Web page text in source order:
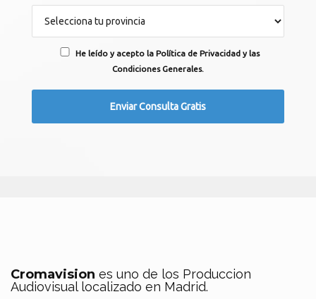
He leído y acepto la Política de Privacidad y las
Condiciones Generales.
Cromavision es uno de los Produccion
Audiovisual localizado en Madrid.